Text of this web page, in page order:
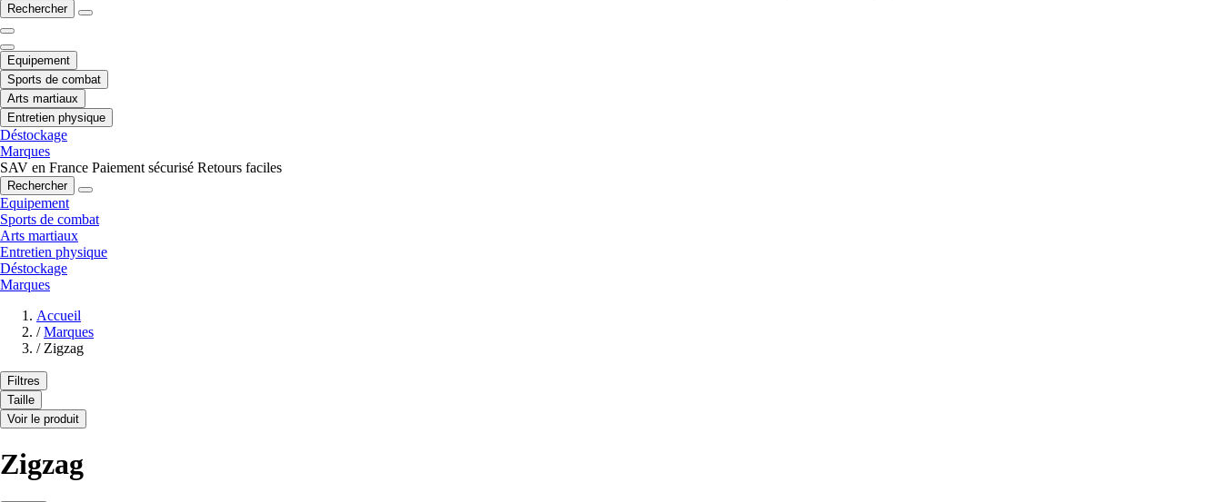
Rechercher
Equipement
Sports de combat
Arts martiaux
Entretien physique
Déstockage
Marques
SAV en France Paiement sécurisé Retours faciles
Rechercher
Equipement
Sports de combat
Arts martiaux
Entretien physique
Déstockage
Marques
Accueil
/ Marques
/ Zigzag
Filtres
Taille
Voir le produit
Zigzag